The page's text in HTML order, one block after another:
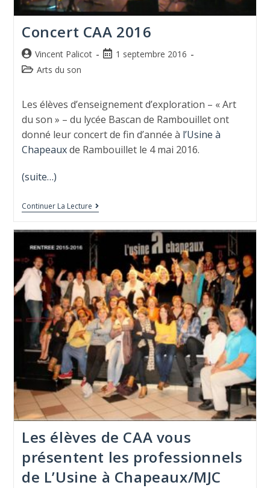
Concert CAA 2016
Vincent Palicot
1 septembre 2016
Arts du son
Les élèves d’enseignement d’exploration – « Art
du son » – du lycée Bascan de Rambouillet ont
donné leur concert de fin d’année à l’Usine à
Chapeauxde Rambouillet le 4 mai 2016.
(suite…)
Continuer La Lecture
Les élèves de CAA vous
présentent les professionnels
de L’Usine à Chapeaux/MJC